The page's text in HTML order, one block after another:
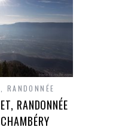
RANDONNÉE
RANDONNÉE